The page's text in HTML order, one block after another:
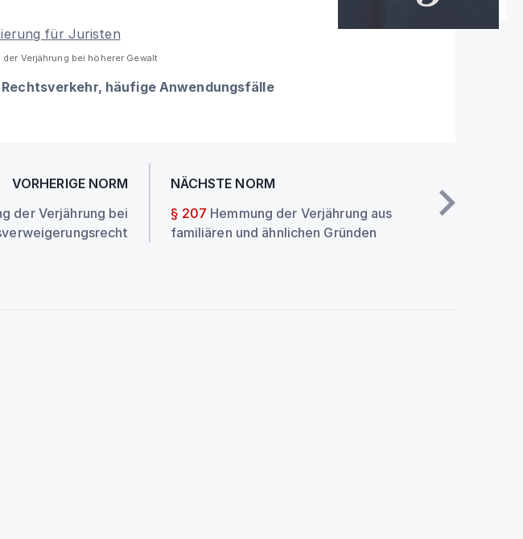
für Juristen
der Verjährung bei höherer Gewalt
häufige Anwendungsfälle
VORHERIGE NORM
der Verjährung bei
NÄCHSTE NORM
§ 207 Hemmung der Verjährung aus
familiären und ähnlichen Gründen